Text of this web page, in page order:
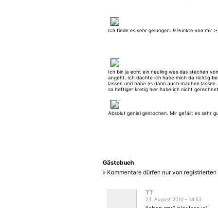
Ich finde es sehr gelungen. 9 Punkte von mir
Ich bin ja echt ein neuling was das stechen
angeht. Ich dachte ich habe mich da richtig
lassen und habe es dann auch machen
so heftiger kretig hier habe ich nicht
bin doch etwas depremiert. Übrigens heisst
"Massimo"
Absolut genial gestochen. Mir gefällt es sehr
Gästebuch
» Kommentare dürfen nur von
TT
23. August 2010 - 14:53